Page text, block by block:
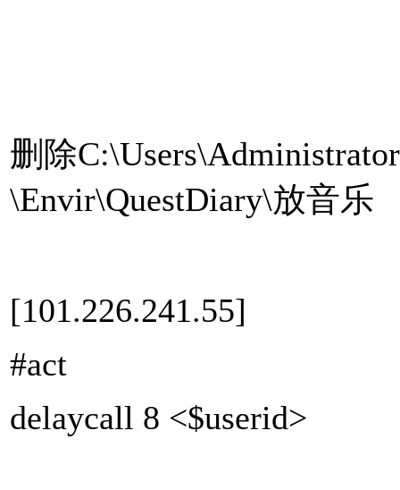
删除
\Envir\QuestDiary\放音乐
[101.226.241.55]
#act
delaycall 8 <$userid>